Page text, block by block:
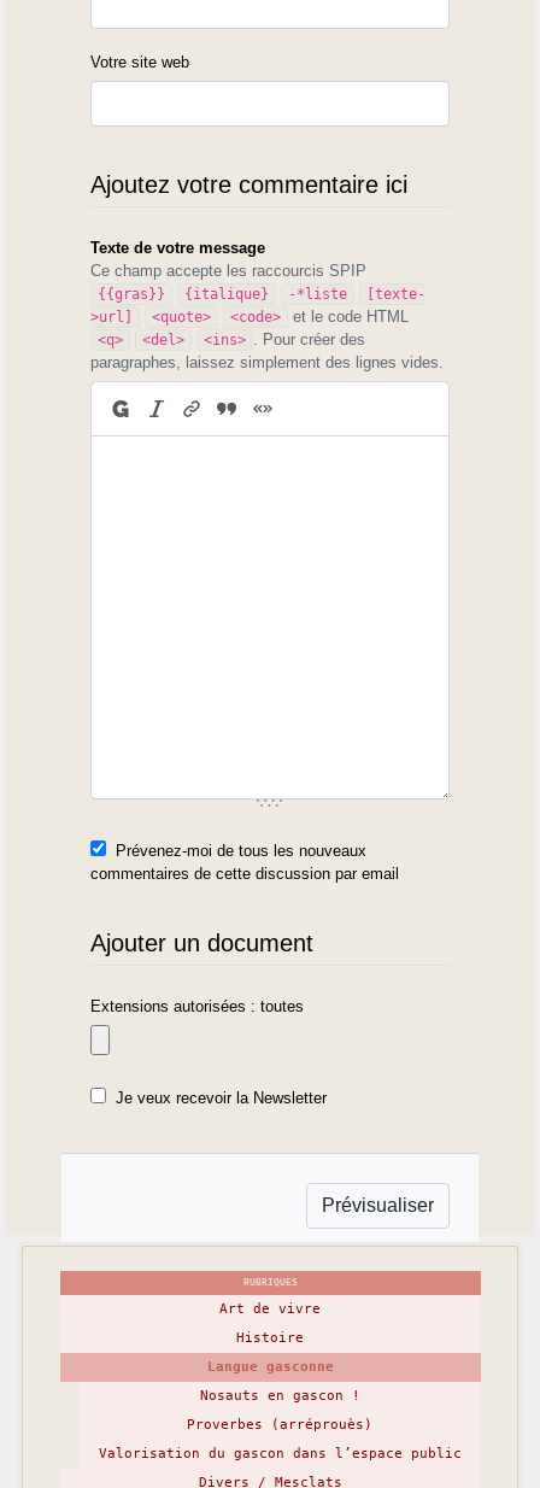
Votre site web
Ajoutez votre commentaire ici
Texte de votre message
Ce champ accepte les raccourcis SPIP
{{gras}} {italique} -*liste
[texte-
>url]
<quote> <code> et le code HTML
<q> <del> <ins>
. Pour créer des
paragraphes, laissez simplement des lignes vides.
Prévenez-moi de tous les nouveaux
commentaires de cette discussion par email
Ajouter un document
Extensions autorisées : toutes
Je veux recevoir la Newsletter
RUBRIQUES
Art de vivre
Histoire
Langue gasconne
Nosauts en gascon !
Proverbes (arréprouès)
Valorisation du gascon dans l’espace public
Divers / Mesclats